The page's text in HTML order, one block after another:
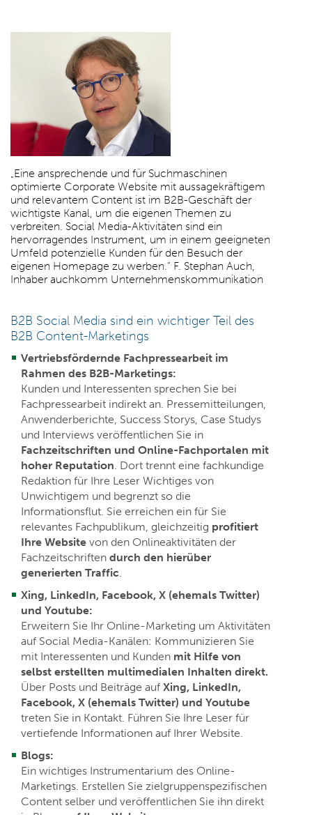
„Eine ansprechende und für Suchmaschinen
optimierte Corporate Website mit aussagekräftigem
und relevantem Content ist im B2B-Geschäft der
wichtigste Kanal, um die eigenen Themen zu
verbreiten. Social Media-Aktivitäten sind ein
hervorragendes Instrument, um in einem geeigneten
Umfeld potenzielle Kunden für den Besuch der
eigenen Homepage zu werben.“ F. Stephan Auch,
Inhaber auchkomm Unternehmenskommunikation
B2B Social Media sind ein wichtiger Teil des
B2B Content-Marketings
Vertriebsfördernde Fachpressearbeit im
Rahmen des B2B-Marketings:
Kunden und Interessenten sprechen Sie bei
Fachpressearbeit indirekt an. Pressemitteilungen,
Anwenderberichte, Success Storys, Case Studys
und Interviews veröffentlichen Sie in
Fachzeitschriften und Online-Fachportalen mit
hoher Reputation. Dort trennt eine fachkundige
Redaktion für Ihre Leser Wichtiges von
Unwichtigem und begrenzt so die
Informationsflut. Sie erreichen ein für Sie
relevantes Fachpublikum, gleichzeitig profitiert
Ihre Website von den Onlineaktivitäten der
Fachzeitschriften durch den hierüber
generierten Traffic.
Xing, LinkedIn, Facebook, X (ehemals Twitter)
und Youtube:
Erweitern Sie Ihr Online-Marketing um Aktivitäten
auf Social Media-Kanälen: Kommunizieren Sie
mit Interessenten und Kunden mit Hilfe von
selbst erstellten multimedialen Inhalten direkt.
Über Posts und Beiträge auf Xing, LinkedIn,
Facebook, X (ehemals Twitter) und Youtube
treten Sie in Kontakt. Führen Sie Ihre Leser für
vertiefende Informationen auf Ihrer Website.
Blogs:
Ein wichtiges Instrumentarium des Online-
Marketings. Erstellen Sie zielgruppenspezifischen
Content selber und veröffentlichen Sie ihn direkt